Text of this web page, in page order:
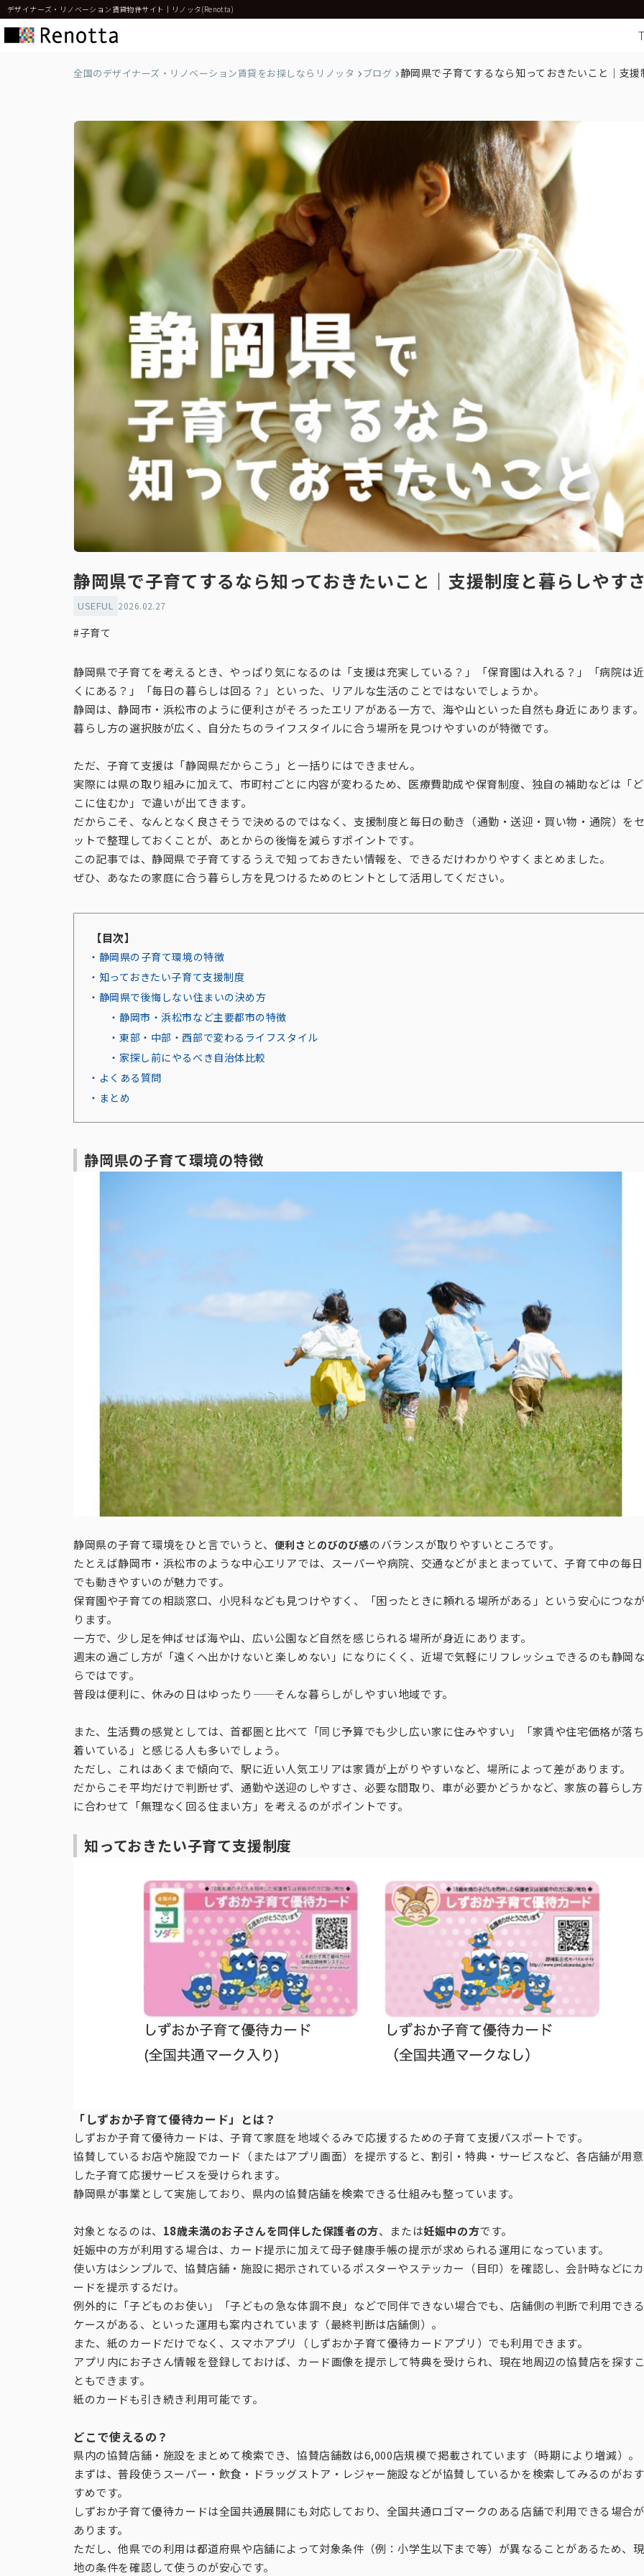
デザイナーズ・リノベーション賃貸物件サイト｜リノッタ(Renotta)
全国のデザイナーズ・リノベーション賃貸をお探しならリノッタ ブログ 静岡県で子育てするなら知っておきたいこと｜支
静岡県で子育てするなら知っておきたいこと｜支援制度と暮らしやす
USEFUL 2026.02.27
#子育て
静岡県で子育てを考えるとき、やっぱり気になるのは「支援は充実している？」「保育園は入れる？」「病院は近
くにある？」「毎日の暮らしは回る？」といった、リアルな生活のことではないでしょうか。
静岡は、静岡市・浜松市のように便利さがそろったエリアがある一方で、海や山といった自然も身近にあります。
暮らし方の選択肢が広く、自分たちのライフスタイルに合う場所を見つけやすいのが特徴です。
ただ、子育て支援は「静岡県だからこう」と一括りにはできません。
実際には県の取り組みに加えて、市町村ごとに内容が変わるため、医療費助成や保育制度、独自の補助などは「ど
こに住むか」で違いが出てきます。
だからこそ、なんとなく良さそうで決めるのではなく、支援制度と毎日の動き（通勤・送迎・買い物・通院）を
ットで整理しておくことが、あとからの後悔を減らすポイントです。
この記事では、静岡県で子育てするうえで知っておきたい情報を、できるだけわかりやすくまとめました。
ぜひ、あなたの家庭に合う暮らし方を見つけるためのヒントとして活用してください。
【目次】
・静岡県の子育て環境の特徴
・知っておきたい子育て支援制度
・静岡県で後悔しない住まいの決め方
・静岡市・浜松市など主要都市の特徴
・東部・中部・西部で変わるライフスタイル
・家探し前にやるべき自治体比較
・よくある質問
・まとめ
静岡県の子育て環境の特徴
静岡県の子育て環境をひと言でいうと、 便利さ とのびのび感のバランスが取りやすいところです。
たとえば静岡市・浜松市のような中心エリアでは、スーパーや病院、交通などがまとまっていて、子育て中の毎日
でも動きやすいのが魅力です。
保育園や子育ての相談窓口、小児科なども見つけやすく、「困ったときに頼れる場所がある」という安心につな
ります。
一方で、少し足を伸ばせば海や山、広い公園など自然を感じられる場所が身近にあります。
週末の過ごし方が「遠くへ出かけないと楽しめない」になりにくく、近場で気軽にリフレッシュできるのも静岡
らではです。
普段は便利に、休みの日はゆったり——そんな暮らしがしやすい地域です。
また、生活費の感覚としては、首都圏と比べて「同じ予算でも少し広い家に住みやすい」「家賃や住宅価格が落ち
着いている」と感じる人も多いでしょう。
ただし、これはあくまで傾向で、駅に近い人気エリアは家賃が上がりやすいなど、場所によって差があります。
だからこそ平均だけで判断せず、通勤や送迎のしやすさ、必要な間取り、車が必要かどうかなど、家族の暮らし方
に合わせて「無理なく回る住まい方」を考えるのがポイントです。
知っておきたい子育て支援制度
「しずおか子育て優待カード」とは？
しずおか子育て優待カードは、子育て家庭を地域ぐるみで応援するための子育て支援パスポートです。
協賛しているお店や施設でカード（またはアプリ画面）を提示すると、割引・特典・サービスなど、各店舗が用意
した子育て応援サービスを受けられます。
静岡県が事業として実施しており、県内の協賛店舗を検索できる仕組みも整っています。
対象となるのは、 18歳未満のお子さんを同伴した保護者の方、または妊娠中の方です。
妊娠中の方が利用する場合は、カード提示に加えて母子健康手帳の提示が求められる運用になっています。
使い方はシンプルで、協賛店舗・施設に掲示されているポスターやステッカー（目印）を確認し、会計時などにカ
ードを提示するだけ。
例外的に「子どものお使い」「子どもの急な体調不良」などで同伴できない場合でも、店舗側の判断で利用でき
ケースがある、といった運用も案内されています（最終判断は店舗側）。
また、紙のカードだけでなく、スマホアプリ（しずおか子育て優待カードアプリ）でも利用できます。
アプリ内にお子さん情報を登録しておけば、カード画像を提示して特典を受けられ、現在地周辺の協賛店を探す
ともできます。
紙のカードも引き続き利用可能です。
どこで使えるの？
県内の協賛店舗・施設をまとめて検索でき、協賛店舗数は6,000店規模で掲載されています（時期により増減）。
まずは、普段使うスーパー・飲食・ドラッグストア・レジャー施設などが協賛しているかを検索してみるのがおす
すめです。
しずおか子育て優待カードは全国共通展開にも対応しており、全国共通ロゴマークのある店舗で利用できる場合が
あります。
ただし、他県での利用は都道府県や店舗によって対象条件（例：小学生以下まで等）が異なることがあるため、現
地の条件を確認して使うのが安心です。